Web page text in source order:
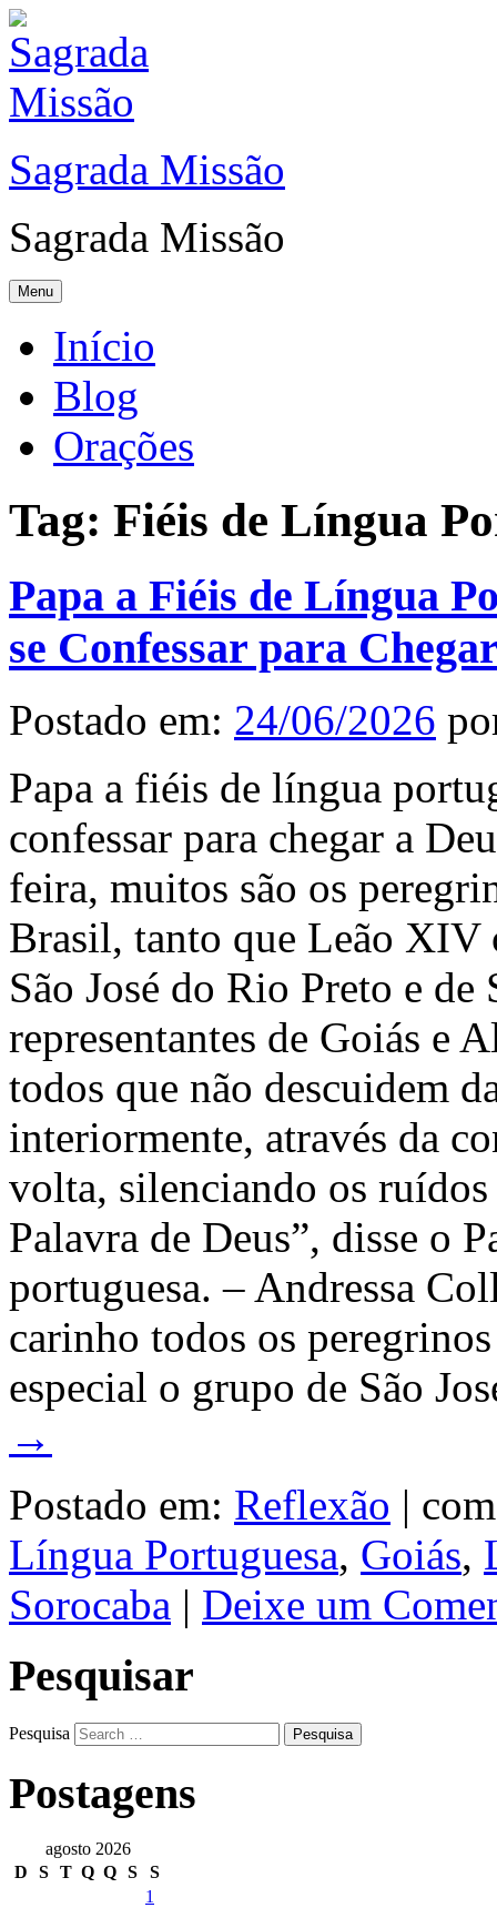
Sagrada Missão
Sagrada Missão
Menu
Início
Blog
Orações
Tag: Fiéis de Língua
Papa a Fiéis de Língua
se Confessar para
Postado em: 24/06/2026
Papa a fiéis de língua
confessar para chegar a
feira, muitos são os
Brasil, tanto que Leão XIV
São José do Rio Preto e
representantes de Goiás e
todos que não descuidem
interiormente, através da
volta, silenciando os
Palavra de Deus”, disse o
portuguesa. – Andressa
carinho todos os
especial o grupo de São
→
Postado em: Reflexão |
Língua Portuguesa, Goiás,
Sorocaba | Deixe um
Pesquisar
Pesquisa
Postagens
agosto 2026
D
S T Q Q S
S
1